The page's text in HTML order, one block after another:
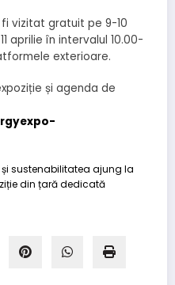
vizitat gratuit pe 9-10
aprilie în intervalul 10.00-
exterioare.
și agenda de